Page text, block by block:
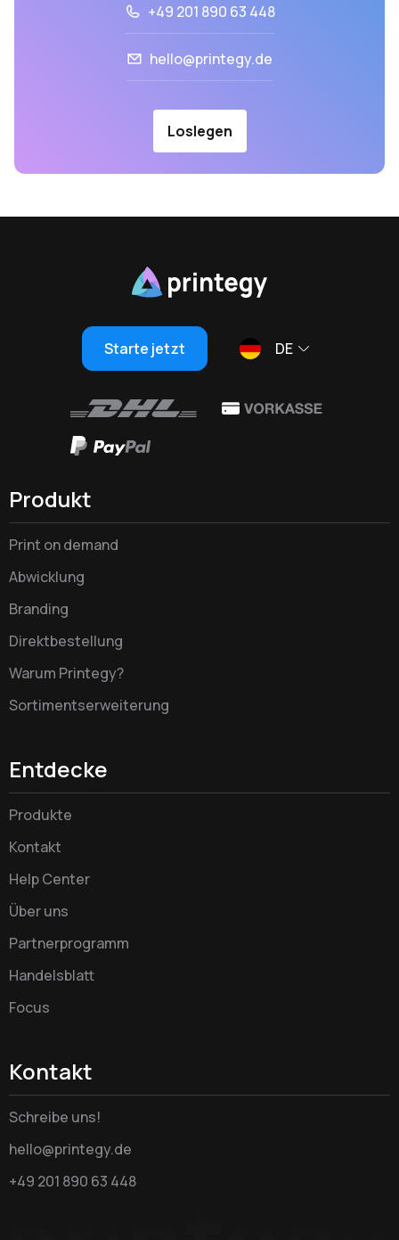
+49 201 890 63 448
hello@printegy.de
Loslegen
Starte jetzt DE
Produkt
Print on demand
Abwicklung
Branding
Direktbestellung
Warum Printegy?
Sortimentserweiterung
Entdecke
Produkte
Kontakt
Help Center
Über uns
Partnerprogramm
Handelsblatt
Focus
Kontakt
Schreibe uns!
hello@printegy.de
+49 201 890 63 448